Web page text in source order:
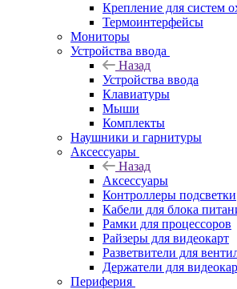
Крепление для систем
Термоинтерфейсы
Мониторы
Устройства ввода
Назад
Устройства ввода
Клавиатуры
Мыши
Комплекты
Наушники и гарнитуры
Аксессуары
Назад
Аксессуары
Контроллеры подсветки
Кабели для блока
Рамки для процессоров
Райзеры для видеокарт
Разветвители для
Держатели для
Периферия